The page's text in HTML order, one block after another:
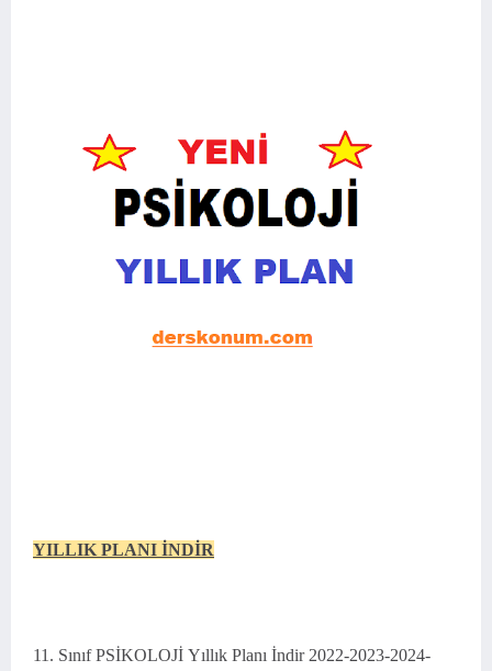
YILLIK PLANI İNDİR
11. Sınıf PSİKOLOJİ Yıllık Planı İndir 2022-2023-2024-